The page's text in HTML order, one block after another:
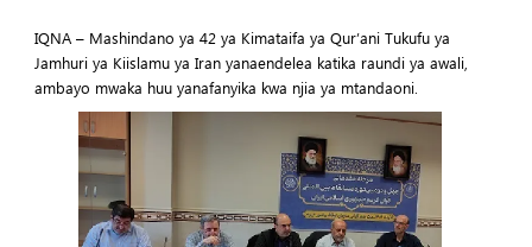
IQNA – Mashindano ya 42 ya Kimataifa ya Qur’ani Tukufu ya
Jamhuri ya Kiislamu ya Iran yanaendelea katika raundi ya awali,
ambayo mwaka huu yanafanyika kwa njia ya mtandaoni.